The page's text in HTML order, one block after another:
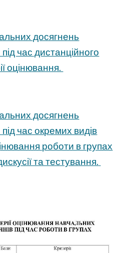
досягнень
час дистанційного
оцінювання.
досягнень
під час окремих видів
роботи в групах
та тестування.